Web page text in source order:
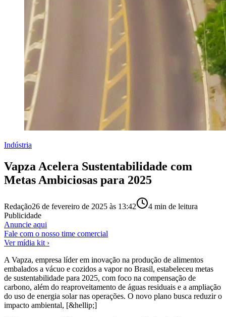
Indústria
Vapza Acelera Sustentabilidade com
Metas Ambiciosas para 2025
Redação26 de fevereiro de 2025 às 13:42 4 min de leitura
Publicidade
Anuncie aqui
Fale com o nosso time comercial
Ver mídia kit ›
A Vapza, empresa líder em inovação na produção de alimentos
embalados a vácuo e cozidos a vapor no Brasil, estabeleceu metas
de sustentabilidade para 2025, com foco na compensação de
carbono, além do reaproveitamento de águas residuais e a ampliação
do uso de energia solar nas operações. O novo plano busca reduzir o
impacto ambiental, [&hellip;]